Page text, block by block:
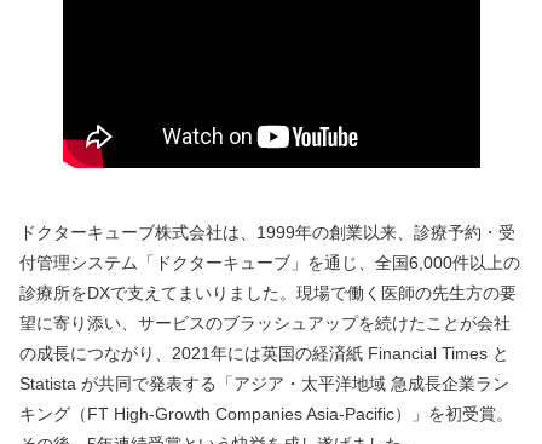
ドクターキューブ株式会社は、1999年の創業以来、診療予約・受
付管理システム「ドクターキューブ」を通じ、全国6,000件以上の
診療所をDXで支えてまいりました。現場で働く医師の先生方の要
望に寄り添い、サービスのブラッシュアップを続けたことが会社
の成長につながり、2021年には英国の経済紙 Financial Times と
Statista が共同で発表する「アジア・太平洋地域 急成長企業ラン
キング（FT High-Growth Companies Asia-Pacific）」を初受賞。